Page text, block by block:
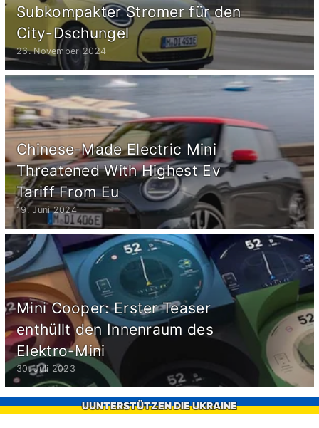
Subkompakter Stromer für den
City-Dschungel
26. November 2024
Chinese-Made Electric Mini
Threatened With Highest Ev
Tariff From Eu
19. Juni 2024
Mini Cooper: Erster Teaser
enthüllt den Innenraum des
Elektro-Mini
30. Juli 2023
UUNTERSTÜTZEN DIE UKRAINE